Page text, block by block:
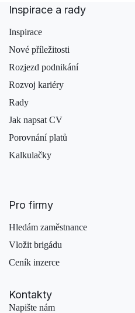
Inspirace a rady
Inspirace
Nové příležitosti
Rozjezd podnikání
Rozvoj kariéry
Rady
Jak napsat CV
Porovnání platů
Kalkulačky
Pro firmy
Hledám zaměstnance
Vložit brigádu
Ceník inzerce
Kontakty
Napište nám